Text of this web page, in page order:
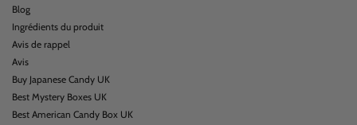
Blog
Ingrédients du produit
Avis de rappel
Avis
Buy Japanese Candy UK
Best Mystery Boxes UK
Best American Candy Box UK